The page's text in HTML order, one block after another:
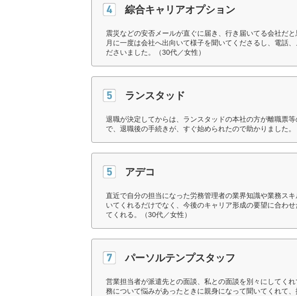
綜合キャリアオプション
震災などの安否メールが直ぐに届き、行き届いてる会社だ
月に一度は会社へ出向いて様子を聞いてくださるし、電話
ださいました。（30代／女性）
ランスタッド
退職が決定してからは、ランスタッドの本社の方が離職票
で、退職後の手続きが、すぐ始められたので助かりました。
アデコ
直近で自分の担当になった労務管理者の業界知識や業務ス
いてくれるだけでなく、今後のキャリア形成の要望に合わ
てくれる。（30代／女性）
パーソルテンプスタッフ
営業担当者が派遣先との面談、私との面談を別々にしてく
務について悩みがあったときに親身になって聞いてくれて